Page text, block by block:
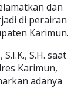
dan
di perairan
Karimun.
S.H. saat
Karimun,
adanya